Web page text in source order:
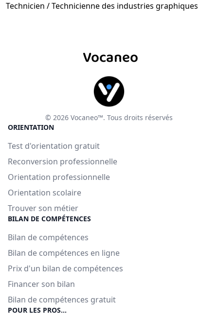
Technicien / Technicienne des industries graphiques
Vocaneo
© 2026 Vocaneo™. Tous droits réservés
ORIENTATION
Test d'orientation gratuit
Reconversion professionnelle
Orientation professionnelle
Orientation scolaire
Trouver son métier
BILAN DE COMPÉTENCES
Bilan de compétences
Bilan de compétences en ligne
Prix d'un bilan de compétences
Financer son bilan
Bilan de compétences gratuit
POUR LES PROS...